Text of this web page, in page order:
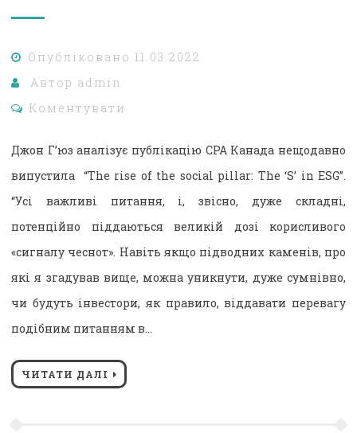
Опубліковано 11.03.2022
Автор admin
Коментувати
Джон Г’юз аналізує публікацію CPA Канада нещодавно
випустила “The rise of the social pillar: The ‘S’ in ESG”.
“Усі важливі питання, і, звісно, ​​дуже складні,
потенційно піддаються великій дозі корисливого
«сигналу чеснот». Навіть якщо підводних каменів, про
які я згадував вище, можна уникнути, дуже сумнівно,
чи будуть інвестори, як правило, віддавати перевагу
подібним питанням в…
ЧИТАТИ ДАЛІ